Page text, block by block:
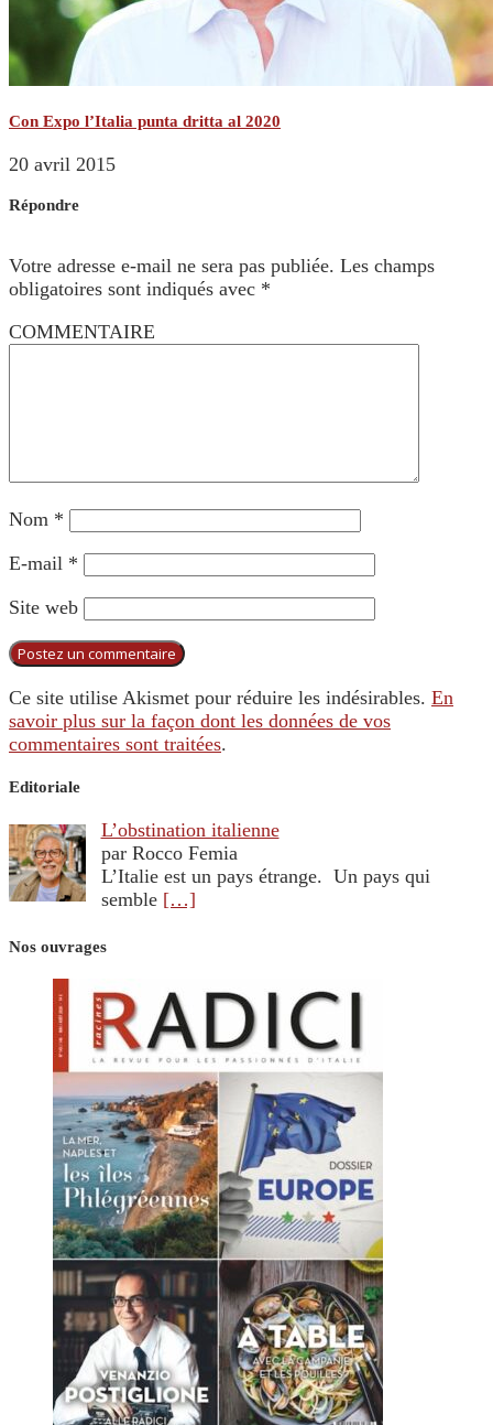
Con Expo l’Italia punta dritta al 2020
20 avril 2015
Répondre
Votre adresse e-mail ne sera pas publiée. Les champs
obligatoires sont indiqués avec *
COMMENTAIRE
Nom *
E-mail *
Site web
Ce site utilise Akismet pour réduire les indésirables. En
savoir plus sur la façon dont les données de vos
commentaires sont traitées.
Editoriale
L’obstination italienne
par Rocco Femia
L’Italie est un pays étrange. Un pays qui
semble […]
Nos ouvrages